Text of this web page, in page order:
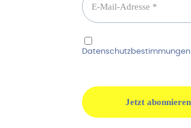
Datenschutzbestimmungen